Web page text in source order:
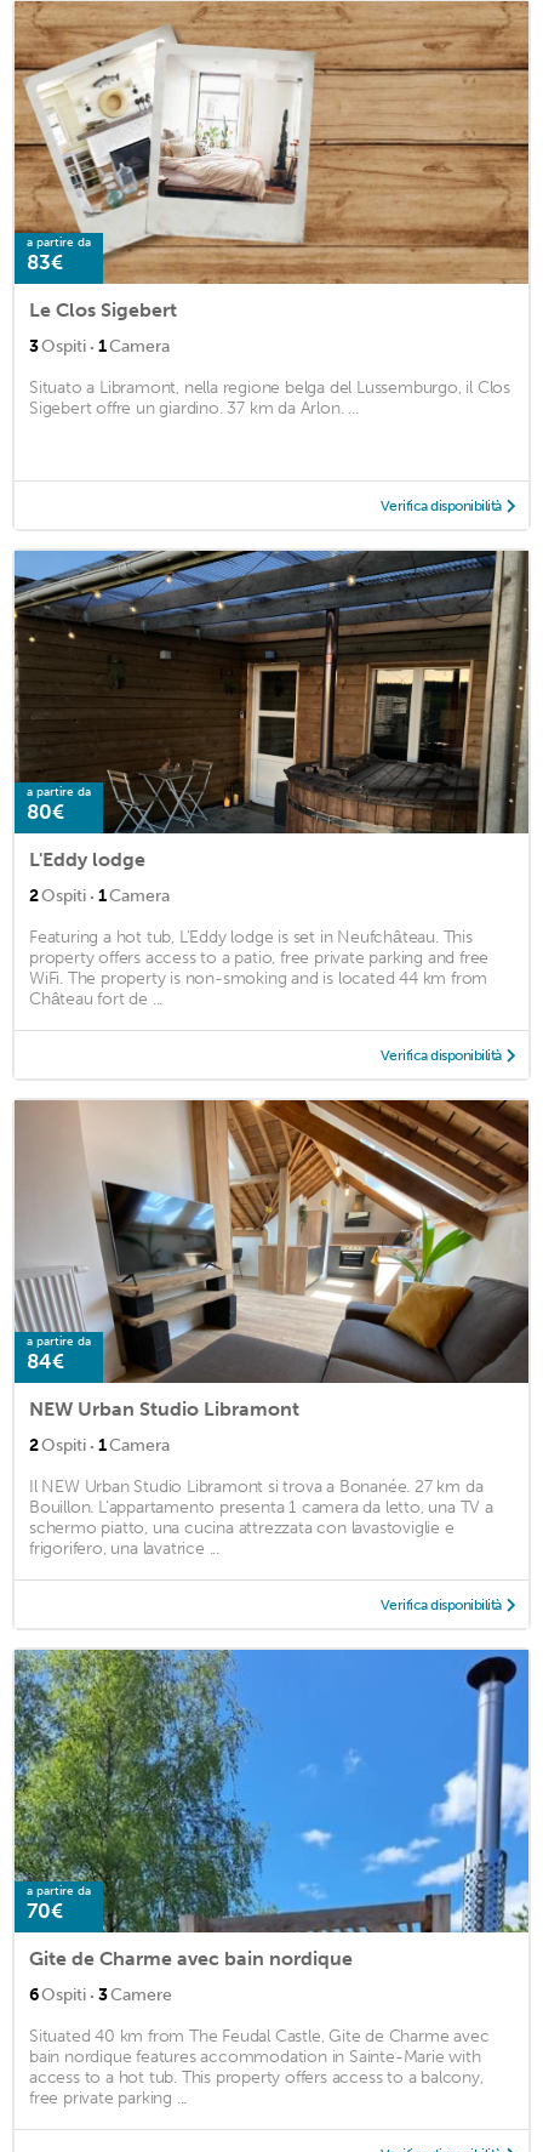
a partire da
83€
Le Clos Sigebert
3Ospiti · 1Camera
Situato a Libramont, nella regione belga del Lussemburgo, il Clos
Sigebert offre un giardino. 37 km da Arlon. ...
Verifica disponibilità
a partire da
80€
L'Eddy lodge
2Ospiti · 1Camera
Featuring a hot tub, L'Eddy lodge is set in Neufchâteau. This
property offers access to a patio, free private parking and free
WiFi. The property is non-smoking and is located 44 km from
Château fort de ...
Verifica disponibilità
a partire da
84€
NEW Urban Studio Libramont
2Ospiti · 1Camera
Il NEW Urban Studio Libramont si trova a Bonanée. 27 km da
Bouillon. L'appartamento presenta 1 camera da letto, una TV a
schermo piatto, una cucina attrezzata con lavastoviglie e
frigorifero, una lavatrice ...
Verifica disponibilità
a partire da
70€
Gite de Charme avec bain nordique
6Ospiti · 3Camere
Situated 40 km from The Feudal Castle, Gite de Charme avec
bain nordique features accommodation in Sainte-Marie with
access to a hot tub. This property offers access to a balcony,
free private parking ...